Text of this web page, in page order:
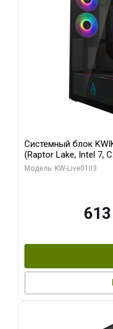
Системный блок
(Raptor Lake, Intel 7,
модуля)/ Afox
Модель: KW-Live0103